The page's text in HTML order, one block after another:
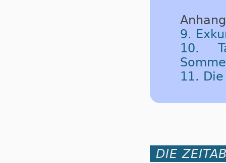
Anhang
9.
10.
11.
DIE